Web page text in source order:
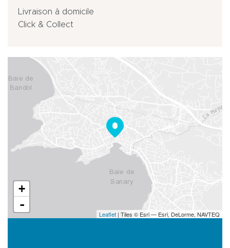
Livraison à domicile
Click & Collect
+
-
Leaflet | Tiles © Esri — Esri, DeLorme, NAVTEQ